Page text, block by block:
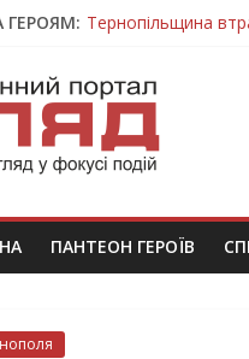
ГЕРОЯМ: Тернопільщина
На війні загинув
Тернопільщина
Тернопільщина
ПАНТЕОН ГЕРОЇВ